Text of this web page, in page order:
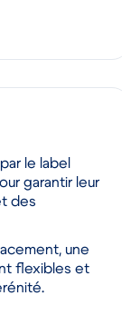
le label
garantir leur
des
une
flexibles et